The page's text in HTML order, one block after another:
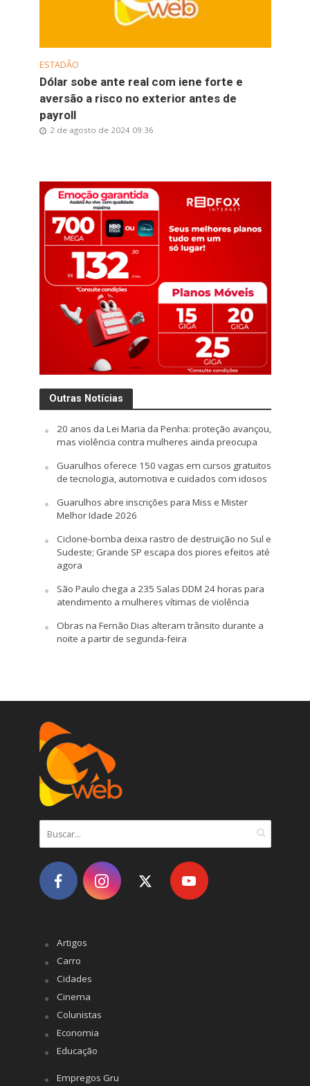
ESTADÃO
Dólar sobe ante real com iene forte e
aversão a risco no exterior antes de
payroll
2 de agosto de 2024 09:36
Outras Notícias
20 anos da Lei Maria da Penha: proteção avançou,
mas violência contra mulheres ainda preocupa
Guarulhos oferece 150 vagas em cursos gratuitos
de tecnologia, automotiva e cuidados com idosos
Guarulhos abre inscrições para Miss e Mister
Melhor Idade 2026
Ciclone-bomba deixa rastro de destruição no Sul e
Sudeste; Grande SP escapa dos piores efeitos até
agora
São Paulo chega a 235 Salas DDM 24 horas para
atendimento a mulheres vítimas de violência
Obras na Fernão Dias alteram trânsito durante a
noite a partir de segunda-feira
Artigos
Carro
Cidades
Cinema
Colunistas
Economia
Educação
Empregos Gru